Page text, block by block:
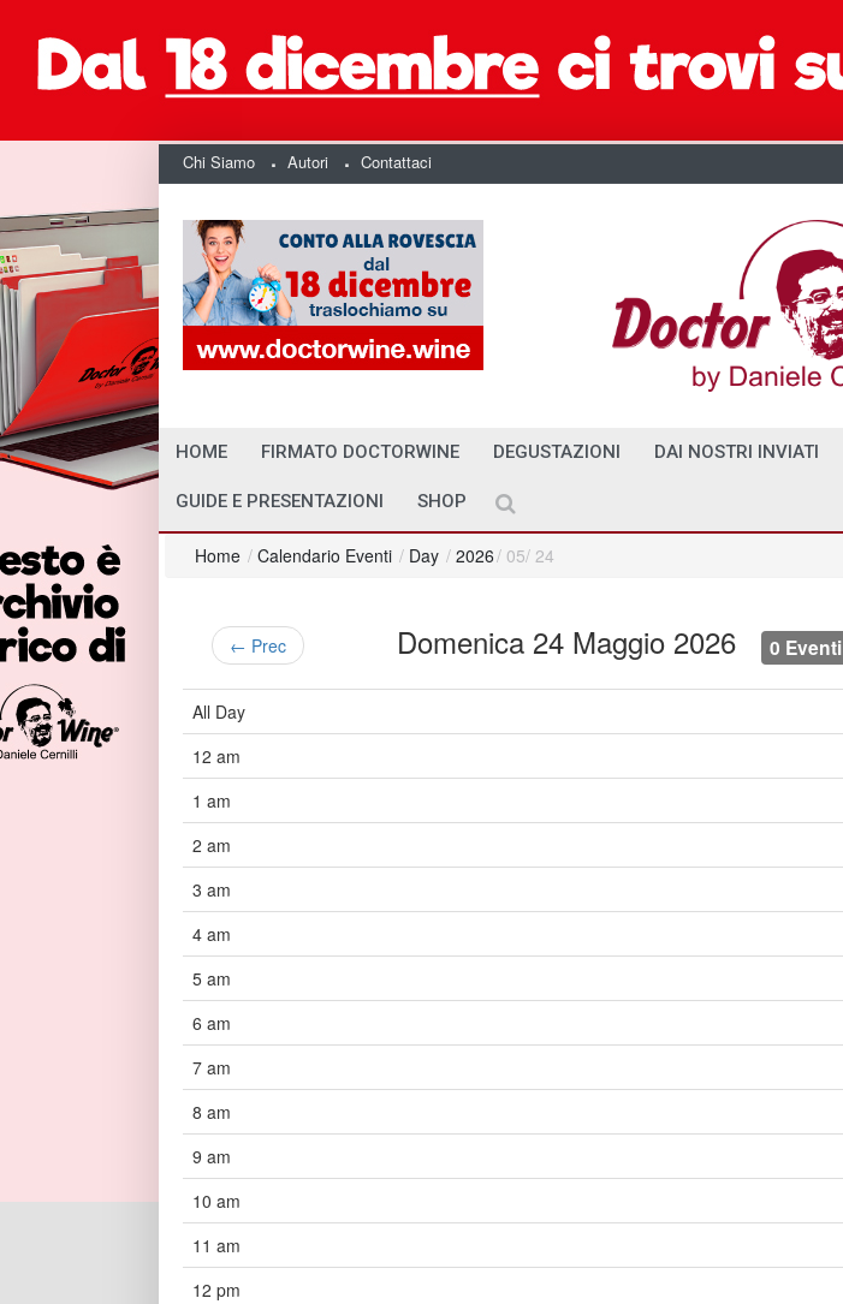
Chi Siamo Autori Contattaci
HOME FIRMATO DOCTORWINE DEGUSTAZIONI DAI NOSTRI INVIATI
GUIDE E PRESENTAZIONI SHOP
Home / Calendario Eventi / Day / 2026/ 05/ 24
← Prec Domenica 24 Maggio 2026 0 Eventi
All Day
12 am
1 am
2 am
3 am
4 am
5 am
6 am
7 am
8 am
9 am
10 am
11 am
12 pm